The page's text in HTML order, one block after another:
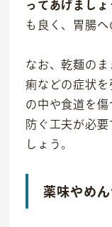
ってあげましょ
も良く、胃腸へ
なお、乾麺の
痢などの症状
の中や食道を
防ぐ工夫が必
しょう。
薬味やめ